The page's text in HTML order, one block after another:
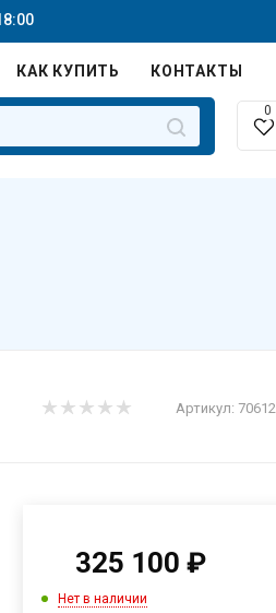
КАК КУПИТЬ КОНТАКТЫ
0
Артикул: 70612
325 100 ₽
Нет в наличии